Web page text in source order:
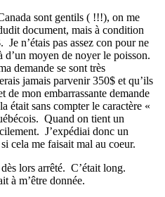
sont gentils ( !!!), on me
document, mais à condition
n’étais pas assez con pour ne
d’un moyen de noyer le poisson.
demande se sont très
jamais parvenir 350$ et qu’ils
de mon embarrassante demande
était sans compter le caractère «
Quand on tient un
J’expédiai donc un
cela me faisait mal au coeur.
lors arrêté. C’était long.
à m’être donnée.